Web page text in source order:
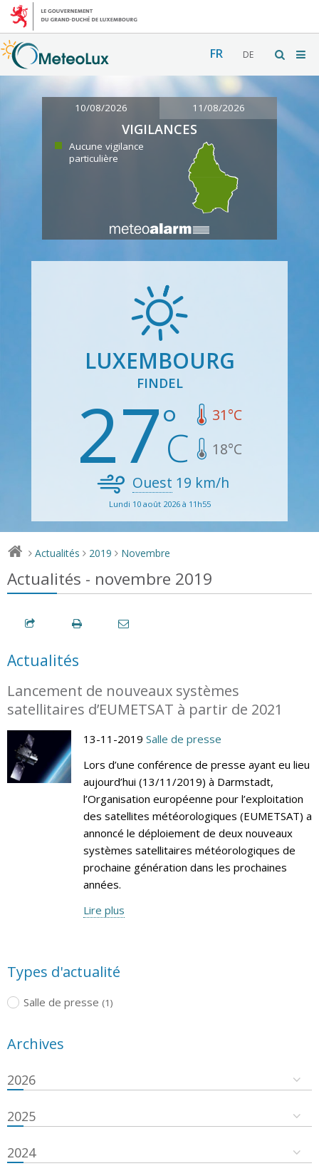
FR DE
10/08/2026 11/08/2026
VIGILANCES
Aucune vigilance
particulière
LUXEMBOURG
FINDEL
27 31°C
18°C
Ouest 19 km/h
Lundi 10 août 2026 à 11h55
> Actualités > 2019 > Novembre
Actualités - novembre 2019
Actualités
Lancement de nouveaux systèmes
satellitaires d’EUMETSAT à partir de 2021
13-11-2019 Salle de presse
Lors d’une conférence de presse ayant eu lieu
aujourd’hui (13/11/2019) à Darmstadt,
l’Organisation européenne pour l’exploitation
des satellites météorologiques (EUMETSAT) a
annoncé le déploiement de deux nouveaux
systèmes satellitaires météorologiques de
prochaine génération dans les prochaines
années.
Lire plus
Types d'actualité
Salle de presse (1)
Archives
2026
2025
2024